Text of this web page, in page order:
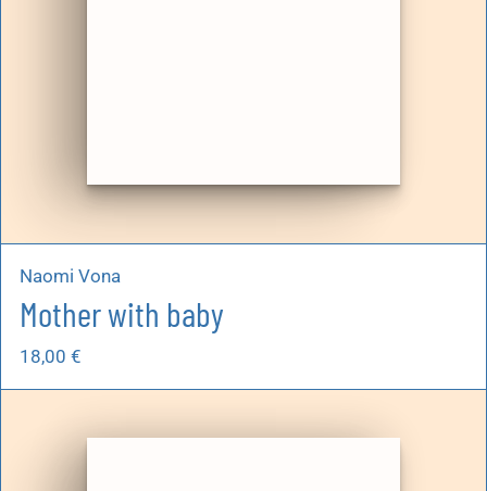
Naomi Vona
Mother with baby
18,00 €